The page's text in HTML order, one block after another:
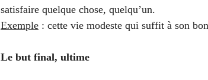
satisfaire quelque chose, quelqu’un.
Exemple : cette vie modeste qui suffit à son
Le but final, ultime